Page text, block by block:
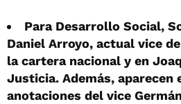
Para Desarrollo Social,
Daniel Arroyo, actual vice
la cartera nacional y en
Justicia. Además, aparecen
anotaciones del vice